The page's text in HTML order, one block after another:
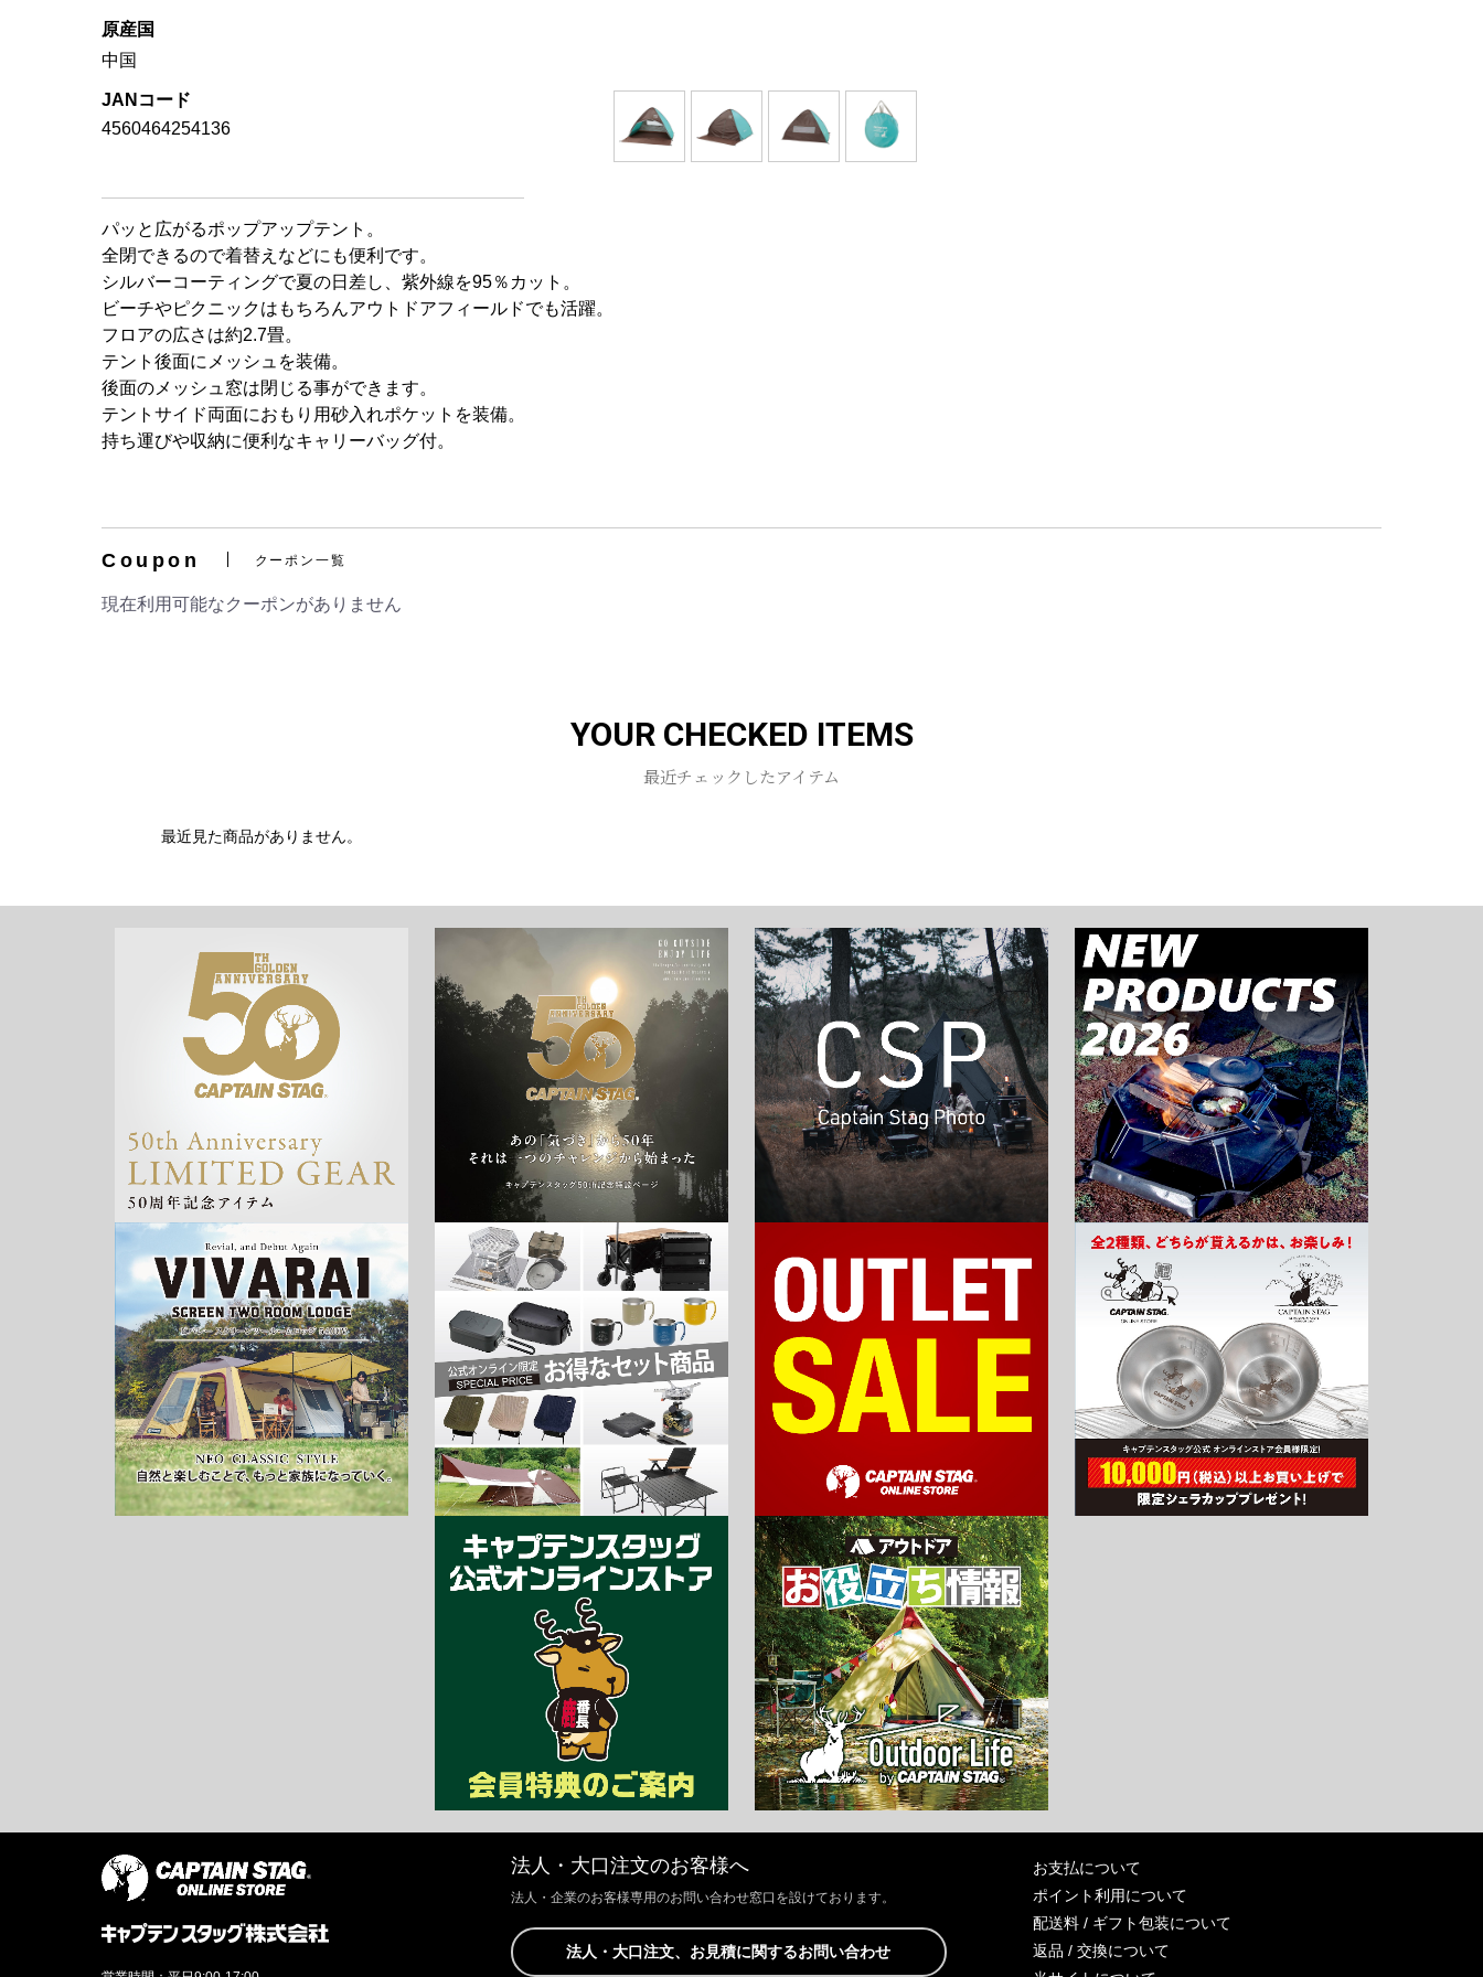
原産国
中国
JANコード
4560464254136
パッと広がるポップアップテント。
全閉できるので着替えなどにも便利です。
シルバーコーティングで夏の日差し、紫外線を95％カット。
ビーチやピクニックはもちろんアウトドアフィールドでも活躍。
フロアの広さは約2.7畳。
テント後面にメッシュを装備。
後面のメッシュ窓は閉じる事ができます。
テントサイド両面におもり用砂入れポケットを装備。
持ち運びや収納に便利なキャリーバッグ付。
Coupon クーポン一覧
現在利用可能なクーポンがありません
YOUR CHECKED ITEMS
最近チェックしたアイテム
最近見た商品がありません。
法人・大口注文のお客様へ
法人・企業のお客様専用のお問い合わせ窓口を設けております。
法人・大口注文、お見積に関するお問い合わせ
お支払について
ポイント利用について
配送料 / ギフト包装について
返品 / 交換について